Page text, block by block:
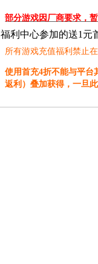
部分游戏因厂商要求，
福利中心参加的送1元
所有游戏充值福利禁止
使用首充4折不能与平台
返利）叠加获得，一旦